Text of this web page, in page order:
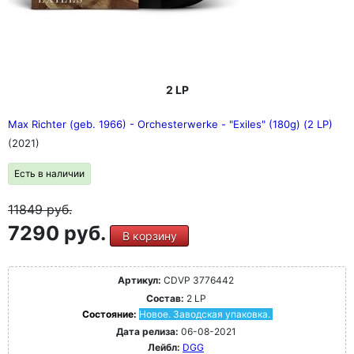
2 LP
Max Richter (geb. 1966) - Orchesterwerke - "Exiles" (180g) (2 LP)
(2021)
Есть в наличии
11849руб.
7290 руб. В корзину
Артикул: CDVP 3776442
Состав: 2 LP
Состояние: Новое. Заводская упаковка.
Дата релиза: 06-08-2021
Лейбл: DGG